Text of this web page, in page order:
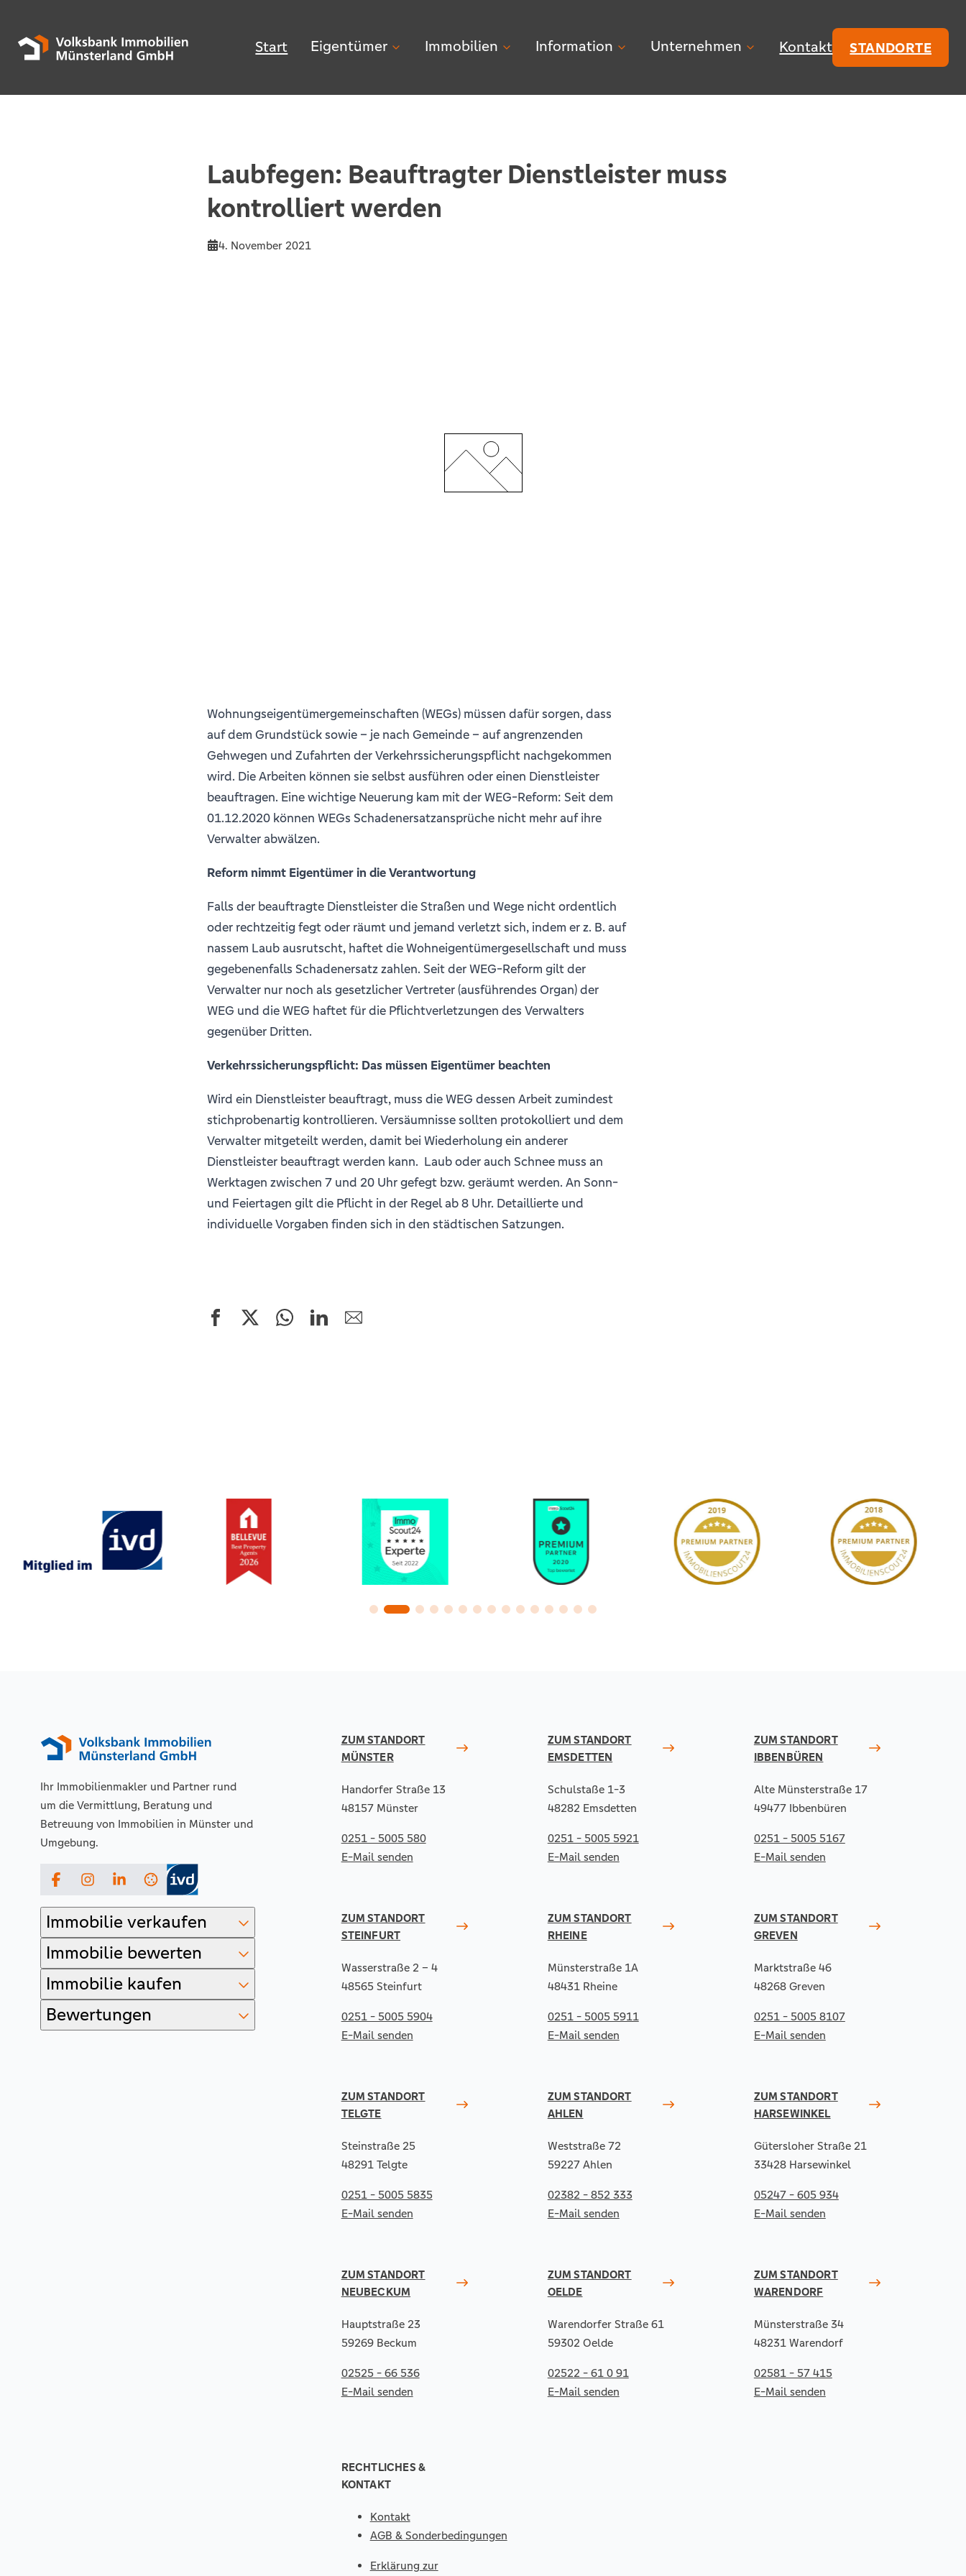
Start Eigentümer Immobilien Information Unternehmen Kontakt STANDORTE
Laubfegen: Beauftragter Dienstleister muss
kontrolliert werden
4. November 2021
Wohnungseigentümergemeinschaften (WEGs) müssen dafür sorgen, dass
auf dem Grundstück sowie – je nach Gemeinde – auf angrenzenden
Gehwegen und Zufahrten der Verkehrssicherungspflicht nachgekommen
wird. Die Arbeiten können sie selbst ausführen oder einen Dienstleister
beauftragen. Eine wichtige Neuerung kam mit der WEG-Reform: Seit dem
01.12.2020 können WEGs Schadenersatzansprüche nicht mehr auf ihre
Verwalter abwälzen.
Reform nimmt Eigentümer in die Verantwortung
Falls der beauftragte Dienstleister die Straßen und Wege nicht ordentlich
oder rechtzeitig fegt oder räumt und jemand verletzt sich, indem er z. B. auf
nassem Laub ausrutscht, haftet die Wohneigentümergesellschaft und muss
gegebenenfalls Schadenersatz zahlen. Seit der WEG-Reform gilt der
Verwalter nur noch als gesetzlicher Vertreter (ausführendes Organ) der
WEG und die WEG haftet für die Pflichtverletzungen des Verwalters
gegenüber Dritten.
Verkehrssicherungspflicht: Das müssen Eigentümer beachten
Wird ein Dienstleister beauftragt, muss die WEG dessen Arbeit zumindest
stichprobenartig kontrollieren. Versäumnisse sollten protokolliert und dem
Verwalter mitgeteilt werden, damit bei Wiederholung ein anderer
Dienstleister beauftragt werden kann. Laub oder auch Schnee muss an
Werktagen zwischen 7 und 20 Uhr gefegt bzw. geräumt werden. An Sonn-
und Feiertagen gilt die Pflicht in der Regel ab 8 Uhr. Detaillierte und
individuelle Vorgaben finden sich in den städtischen Satzungen.
Ihr Immobilienmakler und Partner rund
um die Vermittlung, Beratung und
Betreuung von Immobilien in Münster und
Umgebung.
FacebookInstagramLinkedIn
Immobilie verkaufen
Immobilie bewerten
Immobilie kaufen
Bewertungen
ZUM STANDORT
MÜNSTER
Handorfer Straße 13
48157 Münster
0251 - 5005 580
E-Mail senden
ZUM STANDORT
EMSDETTEN
Schulstaße 1-3
48282 Emsdetten
0251 - 5005 5921
E-Mail senden
ZUM STANDORT
IBBENBÜREN
Alte Münsterstraße 17
49477 Ibbenbüren
0251 - 5005 5167
E-Mail senden
ZUM STANDORT
STEINFURT
Wasserstraße 2 – 4
48565 Steinfurt
0251 - 5005 5904
E-Mail senden
ZUM STANDORT
RHEINE
Münsterstraße 1A
48431 Rheine
0251 - 5005 5911
E-Mail senden
ZUM STANDORT
GREVEN
Marktstraße 46
48268 Greven
0251 - 5005 8107
E-Mail senden
ZUM STANDORT
TELGTE
Steinstraße 25
48291 Telgte
0251 - 5005 5835
E-Mail senden
ZUM STANDORT
AHLEN
Weststraße 72
59227 Ahlen
02382 - 852 333
E-Mail senden
ZUM STANDORT
HARSEWINKEL
Gütersloher Straße 21
33428 Harsewinkel
05247 - 605 934
E-Mail senden
ZUM STANDORT
NEUBECKUM
Hauptstraße 23
59269 Beckum
02525 - 66 536
E-Mail senden
ZUM STANDORT
OELDE
Warendorfer Straße 61
59302 Oelde
02522 - 61 0 91
E-Mail senden
ZUM STANDORT
WARENDORF
Münsterstraße 34
48231 Warendorf
02581 - 57 415
E-Mail senden
RECHTLICHES &
KONTAKT
Kontakt
AGB & Sonderbedingungen
Erklärung zur